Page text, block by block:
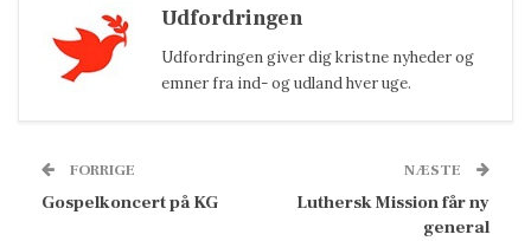
Udfordringen
Udfordringen giver dig kristne nyheder og
emner fra ind- og udland hver uge.
FORRIGE
Gospelkoncert på KG
NÆSTE
Luthersk Mission får ny
general